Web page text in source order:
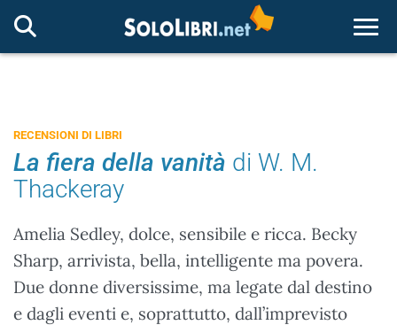
RECENSIONI DI LIBRI
La fiera della vanità di W. M.
Thackeray
Amelia Sedley, dolce, sensibile e ricca. Becky
Sharp, arrivista, bella, intelligente ma povera.
Due donne diversissime, ma legate dal destino
e dagli eventi e, soprattutto, dall’imprevisto